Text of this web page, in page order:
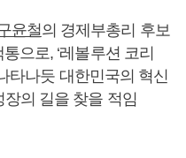
윤철의 경제부총리 후보
으로, ‘레볼루션 코리
타나듯 대한민국의 혁신
장의 길을 찾을 적임